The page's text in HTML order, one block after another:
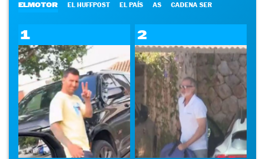
ELMOTOR EL HUFFPOST EL PAÍS AS CADENA SER
1 2